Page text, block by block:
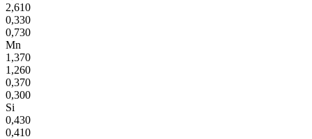
2,610
0,330
0,730
Mn
1,370
1,260
0,370
0,300
Si
0,430
0,410